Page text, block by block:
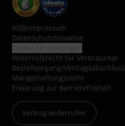
AGB/Impressum
Datenschutzhinweise
Widerrufsrecht für Verbraucher
Bestellvorgang/Vertragsabschluss
Mängelhaftungsrecht
Erklärung zur Barrierefreiheit
Vertrag widerrufen